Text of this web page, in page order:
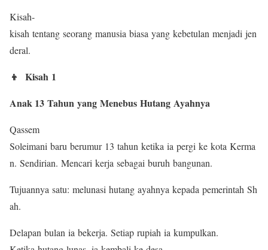
Kisah-
kisah tentang seorang manusia biasa yang kebetulan menjadi jen
deral.
👦 Kisah 1
Anak 13 Tahun yang Menebus Hutang Ayahnya
Qassem
Soleimani baru berumur 13 tahun ketika ia pergi ke kota Kerma
n. Sendirian. Mencari kerja sebagai buruh bangunan.
Tujuannya satu: melunasi hutang ayahnya kepada pemerintah Sh
ah.
Delapan bulan ia bekerja. Setiap rupiah ia kumpulkan.